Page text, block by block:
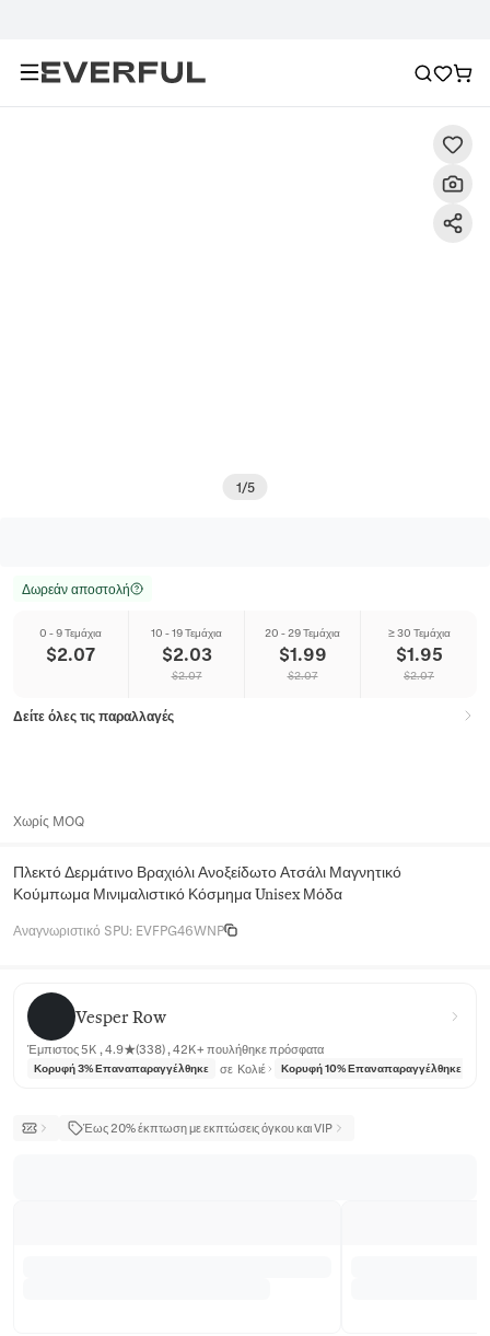
1/5
Δωρεάν αποστολή
0 - 9 Τεμάχια
$2.07
10 - 19 Τεμάχια
$2.03
$2.07
20 - 29 Τεμάχια
$1.99
$2.07
≥ 30 Τεμάχια
$1.95
$2.07
Δείτε όλες τις παραλλαγές
Χωρίς MOQ
Πλεκτό Δερμάτινο Βραχιόλι Ανοξείδωτο Ατσάλι Μαγνητικό
Κούμπωμα Μινιμαλιστικό Κόσμημα Unisex Μόδα
Αναγνωριστικό SPU: EVFPG46WNP
Vesper Row
Vesper Row
Έμπιστος 5K , 4.9★(338) , 42K+ πουλήθηκε πρόσφατα
Κορυφή 3% Επαναπαραγγέλθηκε σε Κολιέ Κορυφή 10% Επαναπαραγγέλθηκε
Έως 20% έκπτωση με εκπτώσεις όγκου και VIP